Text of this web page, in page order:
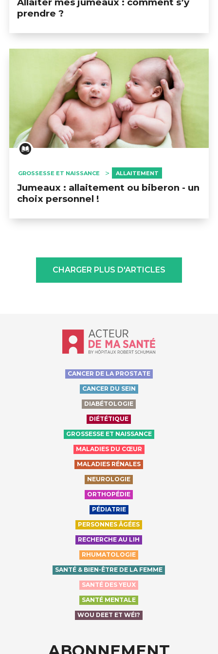
prendre ?
GROSSESSE ET NAISSANCE ALLAITEMENT
Jumeaux : allaitement ou biberon - un
choix personnel !
CHARGER PLUS D'ARTICLES
Accueil - Acteur de ma santé, by
CANCER DE LA PROSTATE
CANCER DU SEIN
DIABÉTOLOGIE
DIÉTÉTIQUE
GROSSESSE ET NAISSANCE
MALADIES DU CŒUR
MALADIES RÉNALES
NEUROLOGIE
ORTHOPÉDIE
PÉDIATRIE
PERSONNES ÂGÉES
RECHERCHE AU LIH
RHUMATOLOGIE
SANTÉ & BIEN-ÊTRE DE LA FEMME
SANTÉ DES YEUX
SANTÉ MENTALE
WOU DEET ET WÉI?